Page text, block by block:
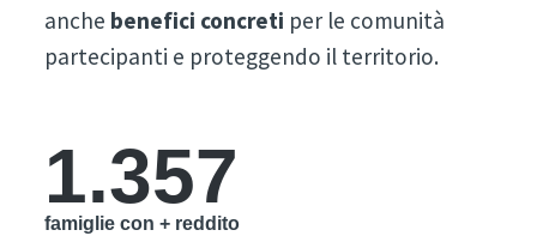
anche benefici concreti per le comunità
partecipanti e proteggendo il territorio.
1.357
famiglie con + reddito